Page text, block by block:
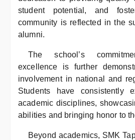
student potential, and
community is reflected in the
alumni.
The school’s
excellence is further
involvement in national and
Students have consistently
academic disciplines,
abilities and bringing honor to
Beyond academics, SMK